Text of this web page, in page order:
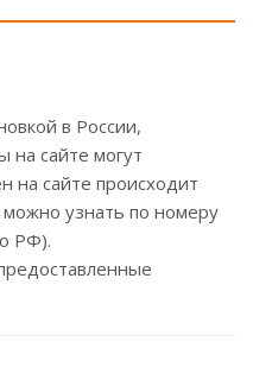
в России,
на сайте могут
на сайте происходит
узнать по номеру
РФ).